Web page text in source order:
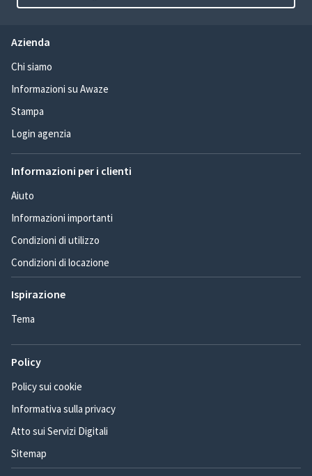
Azienda
Chi siamo
Informazioni su Awaze
Stampa
Login agenzia
Informazioni per i clienti
Aiuto
Informazioni importanti
Condizioni di utilizzo
Condizioni di locazione
Ispirazione
Tema
Policy
Policy sui cookie
Informativa sulla privacy
Atto sui Servizi Digitali
Sitemap